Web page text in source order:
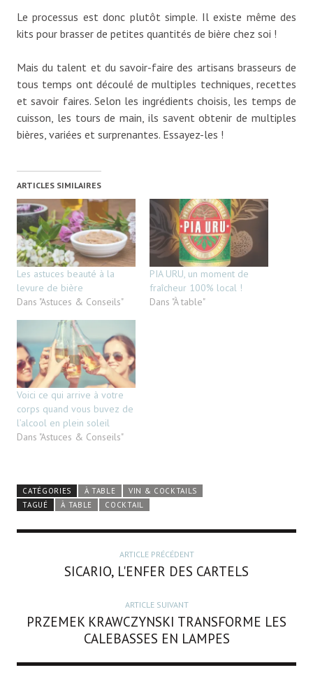
Le processus est donc plutôt simple. Il existe même des
kits pour brasser de petites quantités de bière chez soi !
Mais du talent et du savoir-faire des artisans brasseurs de
tous temps ont découlé de multiples techniques, recettes
et savoir faires. Selon les ingrédients choisis, les temps de
cuisson, les tours de main, ils savent obtenir de multiples
bières, variées et surprenantes. Essayez-les !
ARTICLES SIMILAIRES
Les astuces beauté à la
levure de bière
Dans "Astuces & Conseils"
PIA URU, un moment de
fraîcheur 100% local !
Dans "À table"
Voici ce qui arrive à votre
corps quand vous buvez de
l’alcool en plein soleil
Dans "Astuces & Conseils"
CATÉGORIES À TABLE
VIN & COCKTAILS
TAGUÉ
À TABLE COCKTAIL
ARTICLE PRÉCÉDENT
SICARIO, L'ENFER DES CARTELS
ARTICLE SUIVANT
PRZEMEK KRAWCZYNSKI TRANSFORME LES
CALEBASSES EN LAMPES